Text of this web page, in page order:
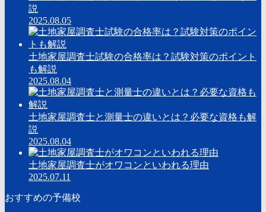
説
2025.08.05
土地家屋調査士試験の合格率は？試験対策のポイント
も解説
2025.08.04
土地家屋調査士と測量士の違いとは？必要な資格も解
説
2025.08.04
土地家屋調査士がオワコンといわれる理由
2025.07.11
おすすめの予備校